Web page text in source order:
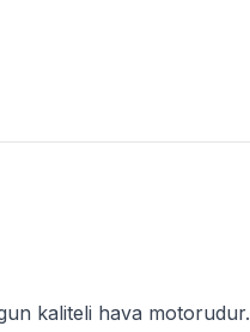
kaliteli hava motorudur.